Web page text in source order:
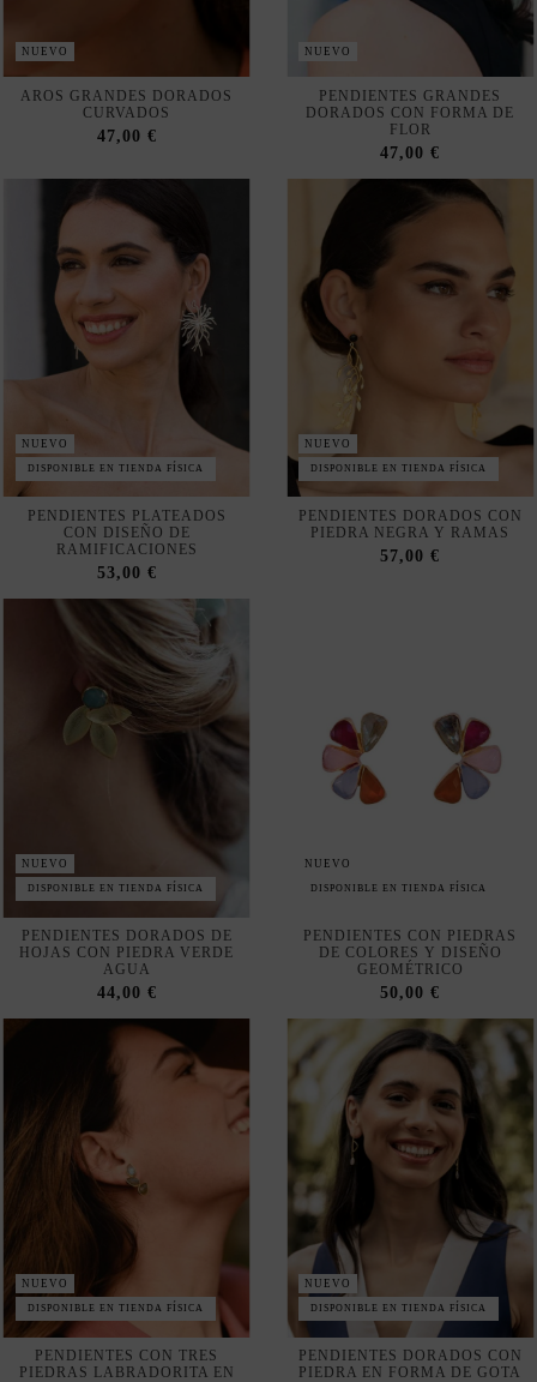
AROS GRANDES DORADOS
47,00 €
PENDIENTES GRANDES
DORADOS CON FORMA DE
47,00 €
DISPONIBLE EN TIENDA FÍSICA
PENDIENTES PLATEADOS
CON DISEÑO DE
RAMIFICACIONES
53,00 €
PENDIENTES DORADOS CON
PIEDRA NEGRA Y RAMAS
57,00 €
PENDIENTES DORADOS DE
HOJAS CON PIEDRA VERDE
AGUA
44,00 €
PENDIENTES CON PIEDRAS
50,00 €
PENDIENTES CON TRES
PIEDRAS LABRADORITA EN
FORMA DE GOTA
47,00 €
DISPONIBLE EN TIENDA FÍSICA
PENDIENTES DORADOS CON
PIEDRA EN FORMA DE GOTA
44,00 €